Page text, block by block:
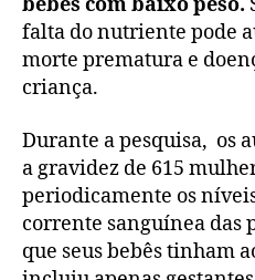
bebês com baixo peso.
falta do nutriente pode
morte prematura e
criança.
Durante a pesquisa, os
a gravidez de 615
periodicamente os
corrente sanguínea das
que seus bebês tinham